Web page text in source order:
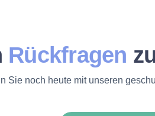
Rückfragen
Sie noch heute mit unseren